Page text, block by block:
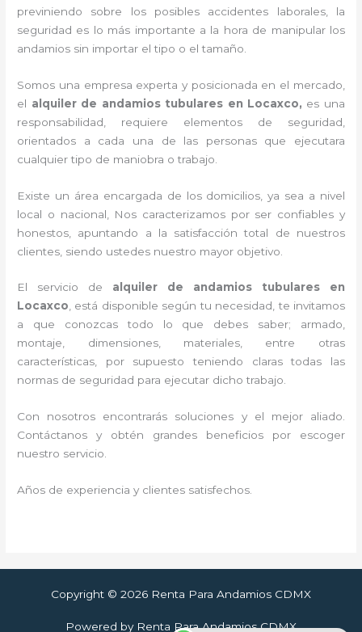
previniendo sobre los posibles accidentes laborales, la
seguridad es lo más importante a la hora de manipular los
andamios sin importar el tipo o el tamaño.
Somos una empresa experta y posicionada en el mercado,
el alquiler de andamios tubulares en Locaxco, es una
responsabilidad, requiere elementos de seguridad,
orientados a cada una de las personas que ejecutara
cualquier tipo de maniobra o trabajo.
Existe un área encargada de los domicilios, ya sea a nivel
local o nacional, Nos caracterizamos por ser confiables y
honestos, apuntando a la satisfacción total de nuestros
clientes, siendo ustedes nuestro mayor objetivo.
El servicio de alquiler de andamios tubulares en
Locaxco, está disponible según tu necesidad, te invitamos
a que conozcas todo lo que debes saber; armado,
montaje, dimensiones, materiales, entre otras
características, por supuesto teniendo claras todas las
normas de seguridad para ejecutar dicho trabajo.
Con nosotros encontrarás soluciones y el mejor aliado.
Contáctanos y obtén grandes beneficios por escoger
nuestro servicio.
Años de experiencia y clientes satisfechos.
Copyright © 2026 Renta Para Andamios CDMX
Powered by Renta Para Andamios CDMX